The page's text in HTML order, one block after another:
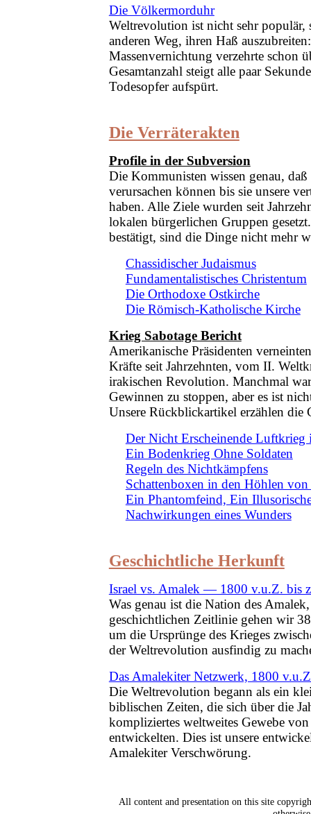
Die Völkermorduhr
Weltrevolution ist nicht sehr populär,
anderen Weg, ihren Haß
Massenvernichtung verzehrte schon
Gesamtanzahl steigt alle paar
Todesopfer aufspürt.
Die Verräterakten
Profile in der Subversion
Die Kommunisten wissen genau,
verursachen können bis sie unsere
haben. Alle Ziele wurden seit
lokalen bürgerlichen Gruppen
bestätigt, sind die Dinge nicht mehr
Chassidischer Judaismus
Fundamentalistisches Christentum
Die Orthodoxe Ostkirche
Die Römisch-Katholische Kirche
Krieg Sabotage Bericht
Amerikanische Präsidenten
Kräfte seit Jahrzehnten, vom II.
irakischen Revolution. Manchmal
Gewinnen zu stoppen, aber es ist
Unsere Rückblickartikel erzählen die
Der Nicht Erscheinende Luftkrieg
Ein Bodenkrieg Ohne Soldaten
Regeln des Nichtkämpfens
Schattenboxen in den Höhlen
Ein Phantomfeind, Ein
Nachwirkungen eines Wunders
Geschichtliche Herkunft
Israel vs. Amalek — 1800 v.u.Z. bis
Was genau ist die Nation des
geschichtlichen Zeitlinie gehen wir
um die Ursprünge des Krieges
der Weltrevolution ausfindig zu
Das Amalekiter Netzwerk, 1800
Die Weltrevolution begann als ein
biblischen Zeiten, die sich über die
kompliziertes weltweites Gewebe
entwickelten. Dies ist unsere
Amalekiter Verschwörung.
All content and presentation on this site